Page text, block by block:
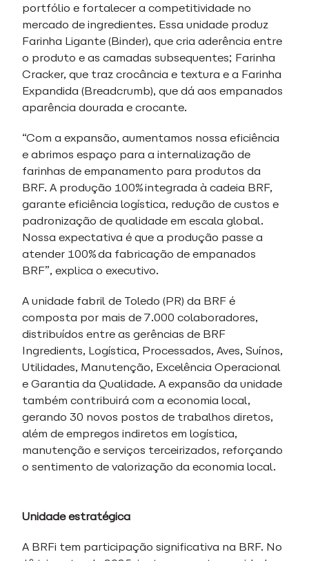
portfólio e fortalecer a competitividade no
mercado de ingredientes. Essa unidade produz
Farinha Ligante (Binder), que cria aderência entre
o produto e as camadas subsequentes; Farinha
Cracker, que traz crocância e textura e a Farinha
Expandida (Breadcrumb), que dá aos empanados
aparência dourada e crocante.
“Com a expansão, aumentamos nossa eficiência
e abrimos espaço para a internalização de
farinhas de empanamento para produtos da
BRF. A produção 100% integrada à cadeia BRF,
garante eficiência logística, redução de custos e
padronização de qualidade em escala global.
Nossa expectativa é que a produção passe a
atender 100% da fabricação de empanados
BRF”, explica o executivo.
A unidade fabril de Toledo (PR) da BRF é
composta por mais de 7.000 colaboradores,
distribuídos entre as gerências de BRF
Ingredients, Logística, Processados, Aves, Suínos,
Utilidades, Manutenção, Excelência Operacional
e Garantia da Qualidade. A expansão da unidade
também contribuirá com a economia local,
gerando 30 novos postos de trabalhos diretos,
além de empregos indiretos em logística,
manutenção e serviços terceirizados, reforçando
o sentimento de valorização da economia local.
Unidade estratégica
A BRFi tem participação significativa na BRF. No